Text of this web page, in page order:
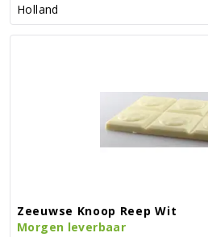
Holland
Zeeuwse Knoop Reep Wit
Morgen leverbaar